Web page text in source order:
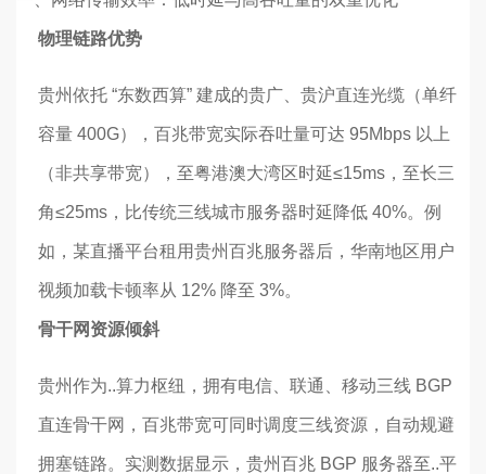
物理链路优势
贵州依托 “东数西算” 建成的贵广、贵沪直连光缆（单纤
容量 400G），百兆带宽实际吞吐量可达 95Mbps 以上
（非共享带宽），至粤港澳大湾区时延≤15ms，至长三
角≤25ms，比传统三线城市服务器时延降低 40%。例
如，某直播平台租用贵州百兆服务器后，华南地区用户
视频加载卡顿率从 12% 降至 3%。
骨干网资源倾斜
贵州作为..算力枢纽，拥有电信、联通、移动三线 BGP
直连骨干网，百兆带宽可同时调度三线资源，自动规避
拥塞链路。实测数据显示，贵州百兆 BGP 服务器至..平